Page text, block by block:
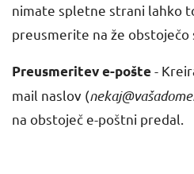
nimate spletne strani lahko
preusmerite na že obstoječo
Preusmeritev e-pošte-
mail naslov (
na obstoječ e-poštni predal.